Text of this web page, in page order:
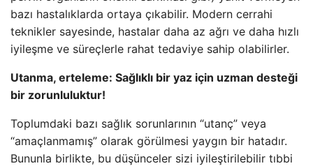
bazı hastalıklarda ortaya çıkabilir. Modern cerrahi
teknikler sayesinde, hastalar daha az ağrı ve daha hızlı
iyileşme ve süreçlerle rahat tedaviye sahip olabilirler.
Utanma, erteleme: Sağlıklı bir yaz için uzman desteği
bir zorunluluktur!
Toplumdaki bazı sağlık sorunlarının “utanç” veya
“amaçlanmamış” olarak görülmesi yaygın bir hatadır.
Bununla birlikte, bu düşünceler sizi iyileştirilebilir tıbbi